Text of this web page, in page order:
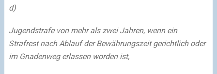
d)
Jugendstrafe von mehr als zwei Jahren, wenn ein
Strafrest nach Ablauf der Bewährungszeit gerichtlich oder
im Gnadenweg erlassen worden ist,